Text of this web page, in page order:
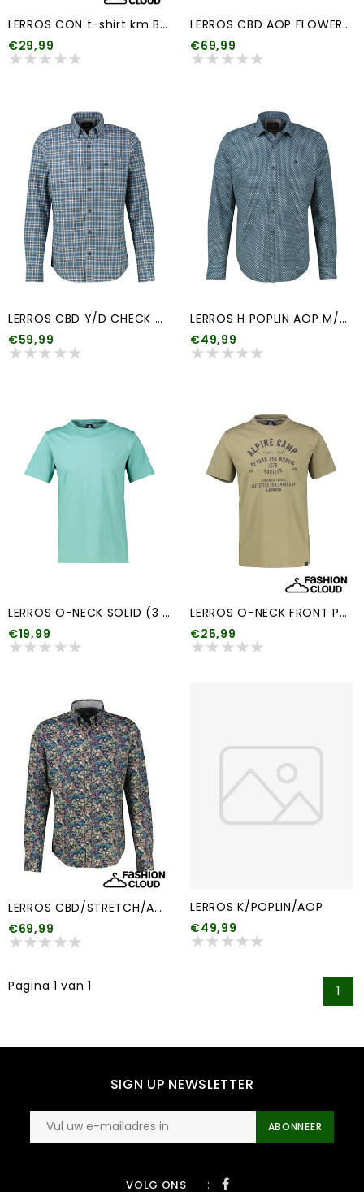
LERROS CON t-shirt km BT (meerdere kleuren)
€29,99
LERROS CBD AOP FLOWERS STR.
€69,99
LERROS CBD Y/D CHECK DOBBY
€59,99
LERROS H POPLIN AOP M/TIE
€49,99
LERROS O-NECK SOLID (3 kleuren)
€19,99
LERROS O-NECK FRONT PRINT (meerdere kleuren)
€25,99
LERROS CBD/STRETCH/AOP
€69,99
LERROS K/POPLIN/AOP
€49,99
Pagina 1 van 1 1
SIGN UP NEWSLETTER
ABONNEER
VOLG ONS :